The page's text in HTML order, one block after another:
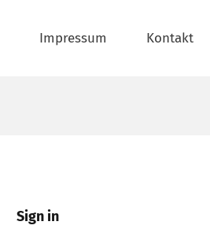
Impressum Kontakt
Sign in